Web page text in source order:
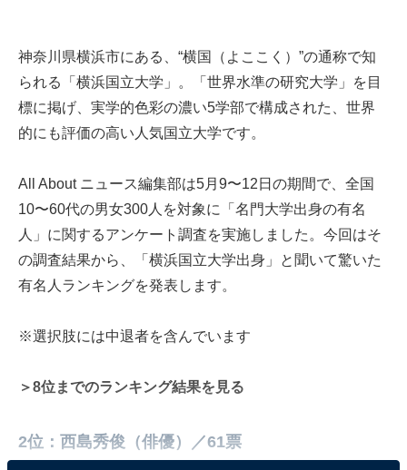
神奈川県横浜市にある、“横国（よここく）”の通称で知
られる「横浜国立大学」。「世界水準の研究大学」を目
標に掲げ、実学的色彩の濃い5学部で構成された、世界
的にも評価の高い人気国立大学です。
All About ニュース編集部は5月9〜12日の期間で、全国
10〜60代の男女300人を対象に「名門大学出身の有名
人」に関するアンケート調査を実施しました。今回はそ
の調査結果から、「横浜国立大学出身」と聞いて驚いた
有名人ランキングを発表します。
※選択肢には中退者を含んでいます
＞8位までのランキング結果を見る
2位：西島秀俊（俳優）／61票